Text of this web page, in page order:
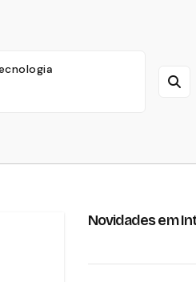
Novidades em